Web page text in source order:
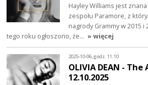
Hayley Williams jest
zespołu Paramore, z
nagrody Grammy w 2015
tego roku ogłoszono, że… » więcej
2025-10-06, godz. 11:10
OLIVIA DEAN -
12.10.2025